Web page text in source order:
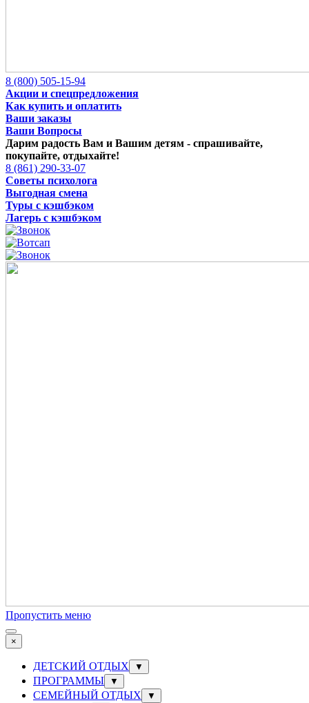
8 (800) 505-15-94
Акции и спецпредложения
Как купить и оплатить
Ваши заказы
Ваши Вопросы
Дарим радость Вам и Вашим детям - спрашивайте,
покупайте, отдыхайте!
8 (861) 290-33-07
Советы психолога
Выгодная смена
Туры с кэшбэком
Лагерь с кэшбэком
Пропустить меню
×
ДЕТСКИЙ ОТДЫХ ▼
ПРОГРАММЫ ▼
СЕМЕЙНЫЙ ОТДЫХ ▼